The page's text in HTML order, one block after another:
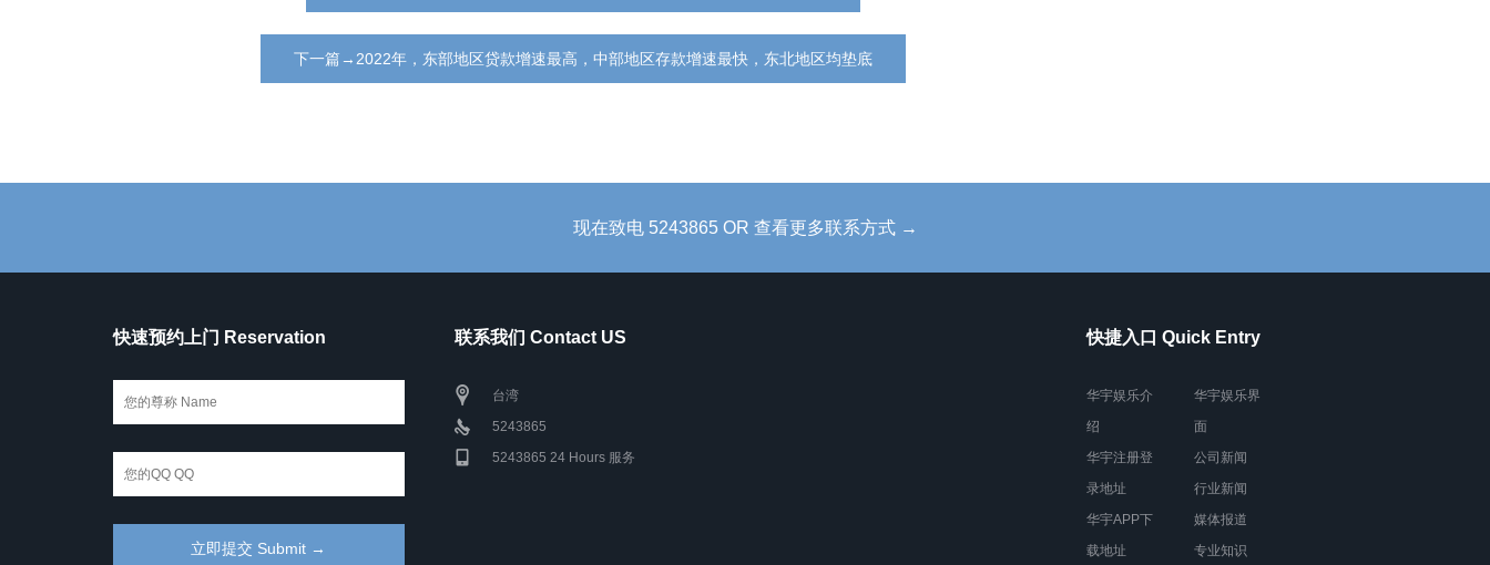
下一篇→2022年，东部地区贷款增速最高，中部地区存款增速最快，东北地区均垫底
现在致电 5243865 OR 查看更多联系方式 →
快速预约上门 Reservation 联系我们 Contact US
台湾
5243865
5243865 24 Hours 服务
快捷入口 Quick Entry
华宇娱乐介
绍
华宇注册登
录地址
华宇APP下
载地址
华宇娱乐界
面
公司新闻
行业新闻
媒体报道
专业知识